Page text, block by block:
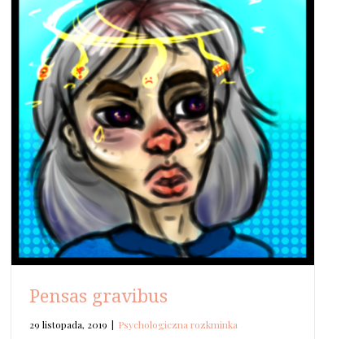
Pensas gravibus
29 listopada, 2019 | Psychologiczna rozkminka